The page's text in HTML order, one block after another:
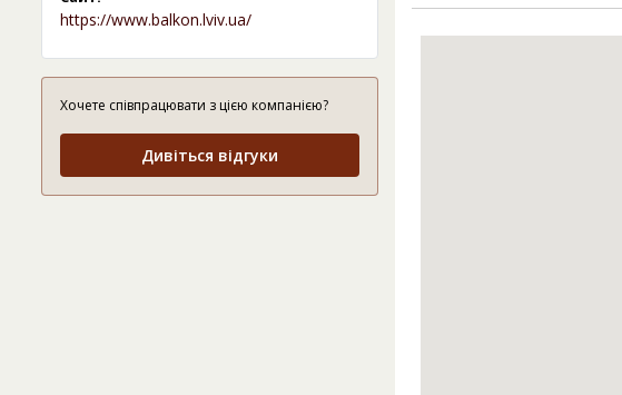
https://www.balkon.lviv.ua/
Хочете співпрацювати з цією компанією?
Дивіться відгуки